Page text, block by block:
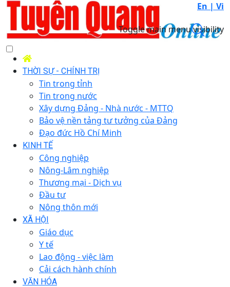
En | Vi
Toggle main menu visibility
THỜI SỰ - CHÍNH TRỊ
Tin trong tỉnh
Tin trong nước
Xây dựng Đảng - Nhà nước - MTTQ
Bảo vệ nền tảng tư tưởng của Đảng
Đạo đức Hồ Chí Minh
KINH TẾ
Công nghiệp
Nông-Lâm nghiệp
Thương mại - Dịch vụ
Đầu tư
Nông thôn mới
XÃ HỘI
Giáo dục
Y tế
Lao động - việc làm
Cải cách hành chính
VĂN HÓA